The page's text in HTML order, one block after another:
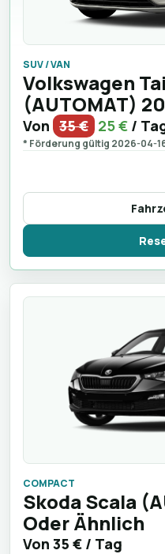
SUV / VAN
Volkswagen
(AUTOMAT)
Von 35 € 25 € /
* Förderung gültig 2026-04-
COMPACT
Skoda Scala
Oder Ähnlich
Von 35 € / Tag